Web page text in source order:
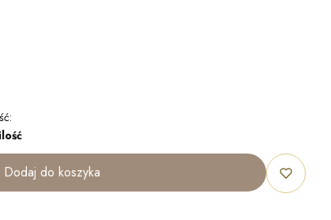
Dodaj do koszyka